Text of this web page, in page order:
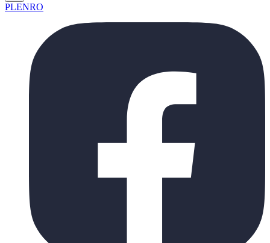
PLENRO